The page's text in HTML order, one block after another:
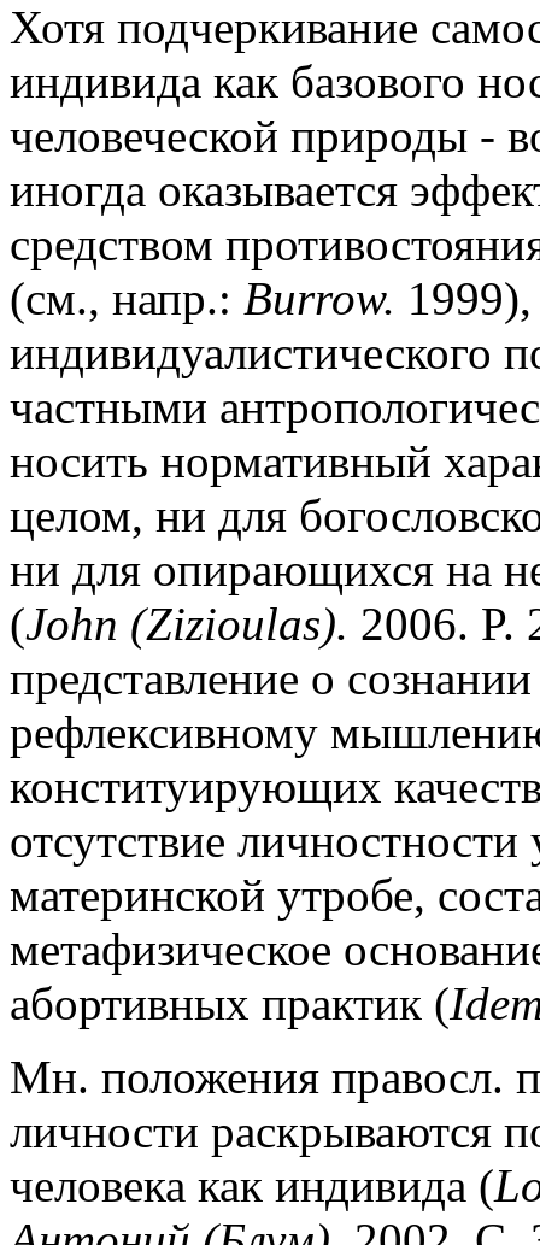
Хотя подчеркивание
индивида как базового
человеческой природы -
иногда оказывается
средством
(см., напр.: Burrow. 1999),
индивидуалистического
частными
носить нормативный
целом, ни для
ни для опирающихся на
(John (Zizioulas). 2006. P.
представление о
рефлексивному
конституирующих
отсутствие
материнской утробе,
метафизическое
абортивных практик (
Мн. положения правосл.
личности раскрываются
человека как индивида (